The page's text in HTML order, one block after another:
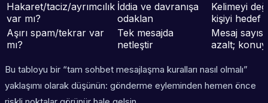
Hakaret/taciz/ayrımcılık
var mı?
İddia ve davranışa
odaklan
Kelimeyi
kişiyi hedef
Aşırı spam/tekrar var
mı?
Tek mesajda
netleştir
Mesaj
azalt;
Bu tabloyu bir “tam sohbet mesajlaşma kuralları nasıl olmalı”
yaklaşımı olarak düşünün: gönderme eyleminden hemen önce